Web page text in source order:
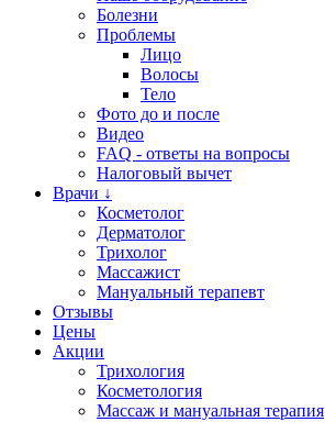
Болезни
Проблемы
Лицо
Волосы
Тело
Фото до и после
Видео
FAQ - ответы на вопросы
Налоговый вычет
Врачи ↓
Косметолог
Дерматолог
Трихолог
Массажист
Мануальный терапевт
Отзывы
Цены
Акции
Трихология
Косметология
Массаж и мануальная терапия